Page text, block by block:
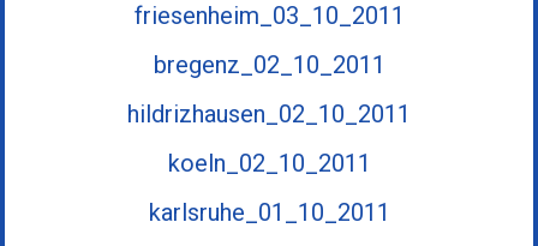
friesenheim_03_10_2011
bregenz_02_10_2011
hildrizhausen_02_10_2011
koeln_02_10_2011
karlsruhe_01_10_2011